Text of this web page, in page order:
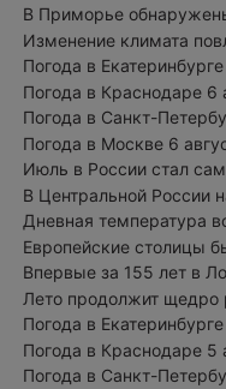
В Приморье
Изменение климата
Погода в
Погода в Краснодаре 6
Погода в Санкт-
Погода в Москве 6
Июль в России стал
В Центральной России
Дневная температура
Европейские столицы
Впервые за 155 лет в
Лето продолжит щедро
Погода в
Погода в Краснодаре 5
Погода в Санкт-